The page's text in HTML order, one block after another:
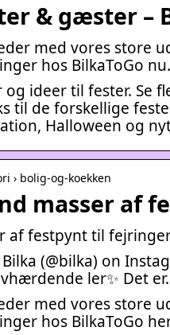
& gæster –
med vores store
hos BilkaToGo
ideer til fester. Se
til de forskellige
Halloween og
› bolig-og-koekken
masser af
af festpynt til
(@bilka) on
ler✨ Det
med vores store
hos BilkaToGo